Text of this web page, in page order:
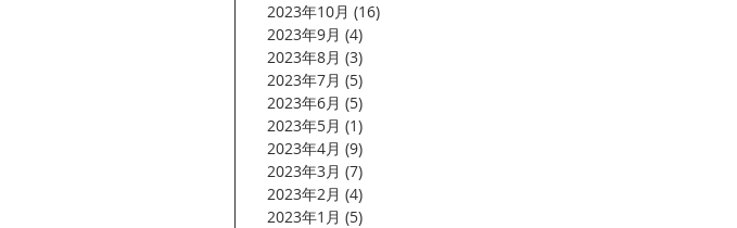
2023年10月 (16)
2023年9月 (4)
2023年8月 (3)
2023年7月 (5)
2023年6月 (5)
2023年5月 (1)
2023年4月 (9)
2023年3月 (7)
2023年2月 (4)
2023年1月 (5)